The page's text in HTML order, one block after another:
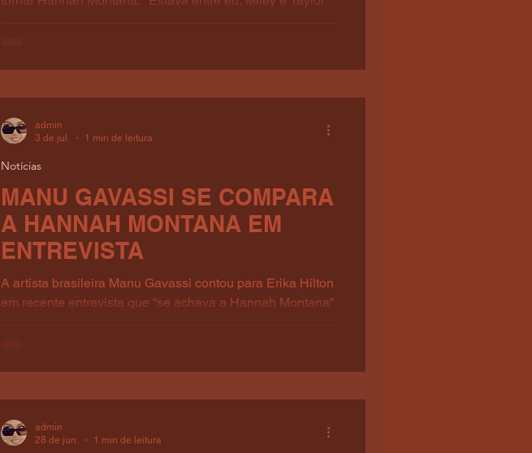
MANU GAVASSI SE COMPARA
A HANNAH MONTANA EM
ENTREVISTA
A artista brasileira Manu Gavassi contou para Erika Hilton
em recente entrevista que “se achava a Hannah Montana”
Notícias
admin
3 de jul.
1 min de leitura
admin
28 de jun.
1 min de leitura